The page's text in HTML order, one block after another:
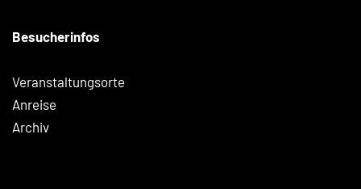
Besucherinfos
Veranstaltungsorte
Anreise
Archiv